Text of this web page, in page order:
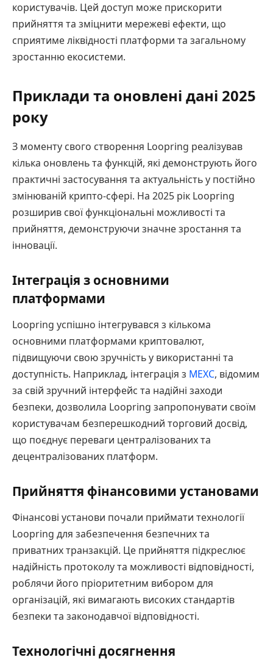
користувачів. Цей доступ може прискорити
прийняття та зміцнити мережеві ефекти, що
сприятиме ліквідності платформи та загальному
зростанню екосистеми.
Приклади та оновлені дані 2025
року
З моменту свого створення Loopring реалізував
кілька оновлень та функцій, які демонструють його
практичні застосування та актуальність у постійно
змінюваній крипто-сфері. На 2025 рік Loopring
розширив свої функціональні можливості та
прийняття, демонструючи значне зростання та
інновації.
Інтеграція з основними
платформами
Loopring успішно інтегрувався з кількома
основними платформами криптовалют,
підвищуючи свою зручність у використанні та
доступність. Наприклад, інтеграція з MEXC, відомим
за свій зручний інтерфейс та надійні заходи
безпеки, дозволила Loopring запропонувати своїм
користувачам безперешкодний торговий досвід,
що поєднує переваги централізованих та
децентралізованих платформ.
Прийняття фінансовими установами
Фінансові установи почали приймати технології
Loopring для забезпечення безпечних та
приватних транзакцій. Це прийняття підкреслює
надійність протоколу та можливості відповідності,
роблячи його пріоритетним вибором для
організацій, які вимагають високих стандартів
безпеки та законодавчої відповідності.
Технологічні досягнення